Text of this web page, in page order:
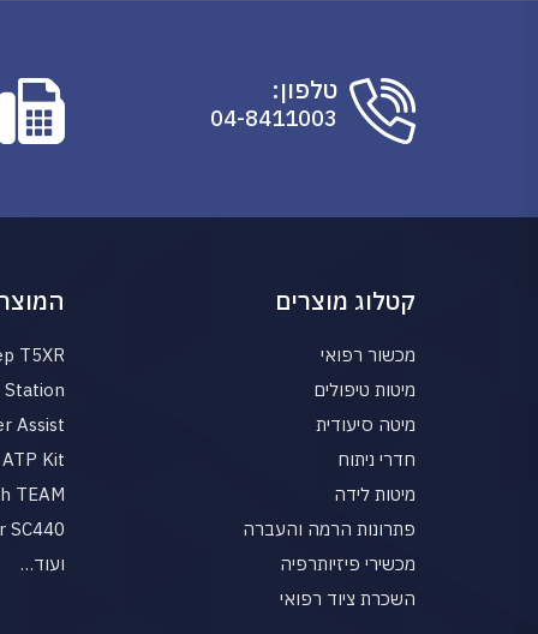
טלפון:
04-8411003
קטלוג מוצרים
מכשור רפואי
מיטות טיפולים
מיטה סיעודית
חדרי ניתוח
מיטות לידה
פתרונות הרמה והעברה
מכשירי פיזיותרפיה
השכרת ציוד רפואי
T5XR
Station
Assist
Kit
TEAM
SC440
ועוד…